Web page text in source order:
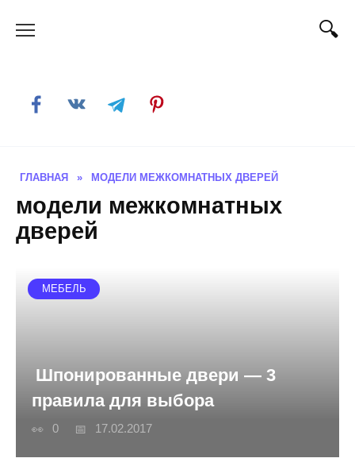
ГЛАВНАЯ » МОДЕЛИ МЕЖКОМНАТНЫХ ДВЕРЕЙ
модели межкомнатных
дверей
МЕБЕЛЬ
Шпонированные двери — 3
правила для выбора
0 17.02.2017